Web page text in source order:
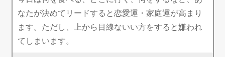
なたが決めてリードすると恋愛運・家庭運が高まり
ます。ただし、上から目線ないい方をすると嫌われ
てしまいます。